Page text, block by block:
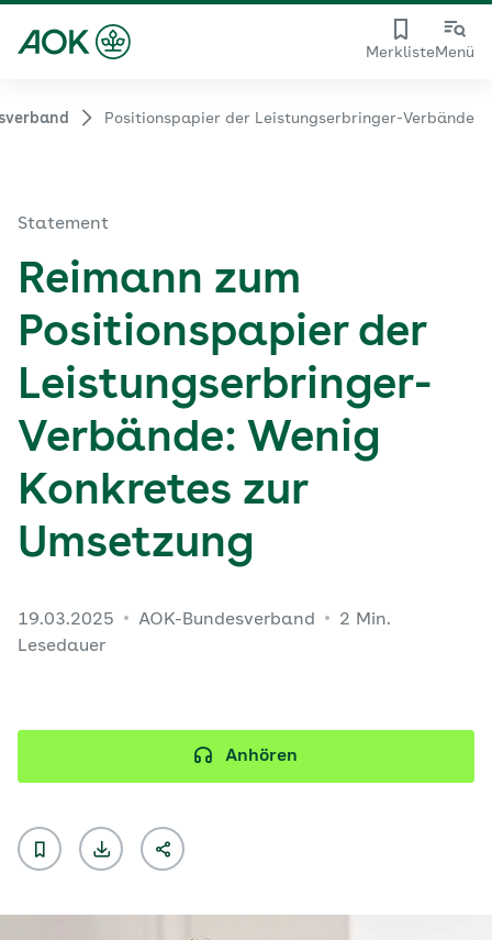
MerklisteMenü
Positionspapier der Leistungserbringer-Verbände
Statement
Reimann zum
Positionspapier der
Leistungserbringer-
Verbände: Wenig
Konkretes zur
Umsetzung
19.03.2025 AOK-Bundesverband
2 Min.
Lesedauer
Anhören